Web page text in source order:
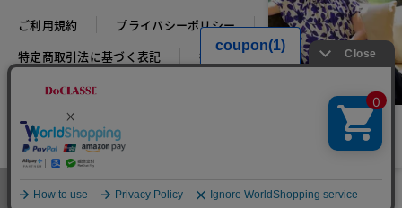
HIT ITEM - TOPS
特別価格 税込￥2,389
ご利用規約
プライバシーポリシー
特定商取引法に基づく表記
推奨環境 企業情報
COPYRIGHT © DoCLASSE ALL RIGHTS RESERVED.